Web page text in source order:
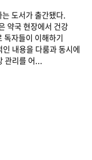
도서가 출간됐다.
약국 현장에서 건강
독자들이 이해하기
내용을 다룸과 동시에
리를 어...